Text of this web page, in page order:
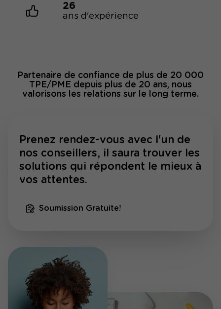
26
ans d'expérience
Partenaire de confiance de plus de 20 000
TPE/PME depuis plus de 20 ans, nous
valorisons les relations sur le long terme.
Prenez rendez-vous avec l'un de
nos conseillers, il saura trouver les
solutions qui répondent le mieux à
vos attentes.
Soumission Gratuite!